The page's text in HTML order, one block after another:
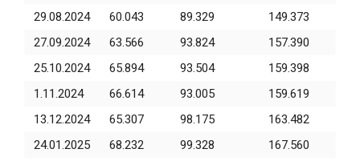
29.08.2024
60.043 89.329
149.373
27.09.2024
63.566 93.824
157.390
25.10.2024
65.894 93.504
159.398
1.11.2024
66.614 93.005
159.619
13.12.2024
65.307 98.175
163.482
24.01.2025
68.232 99.328
167.560